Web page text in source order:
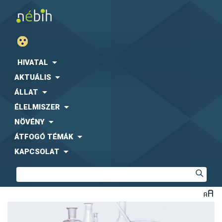
HIVATAL
AKTUÁLIS
ÁLLAT
ÉLELMISZER
NÖVÉNY
ÁTFOGÓ TÉMÁK
KAPCSOLAT